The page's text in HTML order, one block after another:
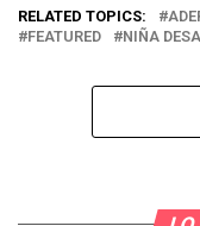
RELATED TOPICS:
FEATURED
NIÑA